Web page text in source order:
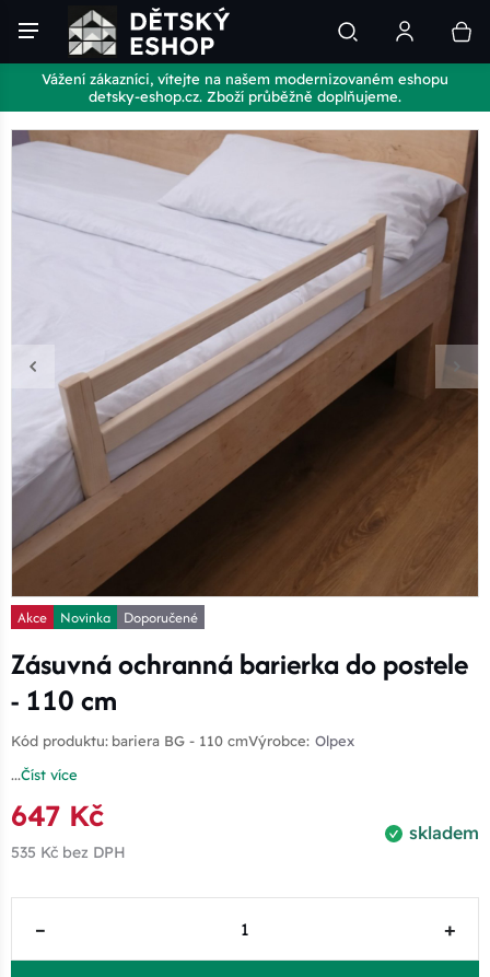
Vážení zákazníci, vítejte na našem modernizovaném eshopu
detsky-eshop.cz. Zboží průběžně doplňujeme.
Akce Novinka Doporučené
Zásuvná ochranná barierka do postele
- 110 cm
Kód produktu: bariera BG - 110 cmVýrobce: Olpex
...Číst více
skladem
647 Kč
535 Kč bez DPH
– +